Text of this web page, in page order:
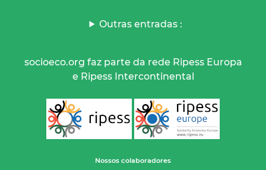
Outras entradas :
socioeco.org faz parte da rede Ripess Europa
e Ripess Intercontinental
Nossos colaboradores